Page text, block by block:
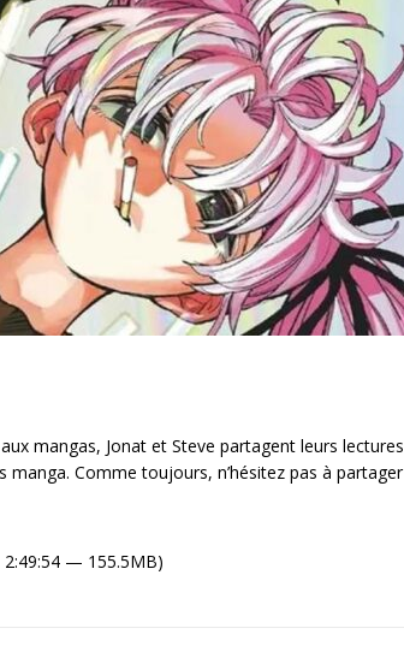
mangas, Jonat et Steve partagent leurs lectures
Comme toujours, n’hésitez pas à partager
2:49:54 — 155.5MB)